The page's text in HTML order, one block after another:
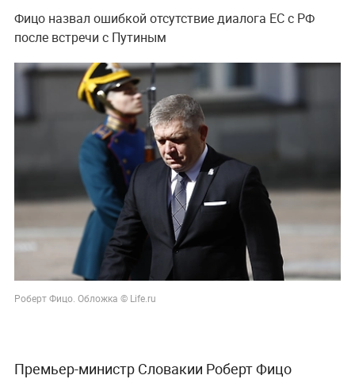
Фицо назвал ошибкой отсутствие диалога ЕС с РФ
после встречи с Путиным
Роберт Фицо. Обложка © Life.ru
Премьер-министр Словакии Роберт Фицо